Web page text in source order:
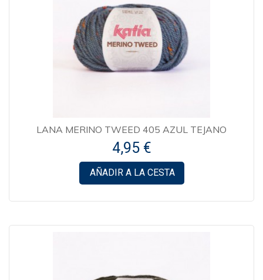
LANA MERINO TWEED 405 AZUL TEJANO
4,95 €
AÑADIR A LA CESTA